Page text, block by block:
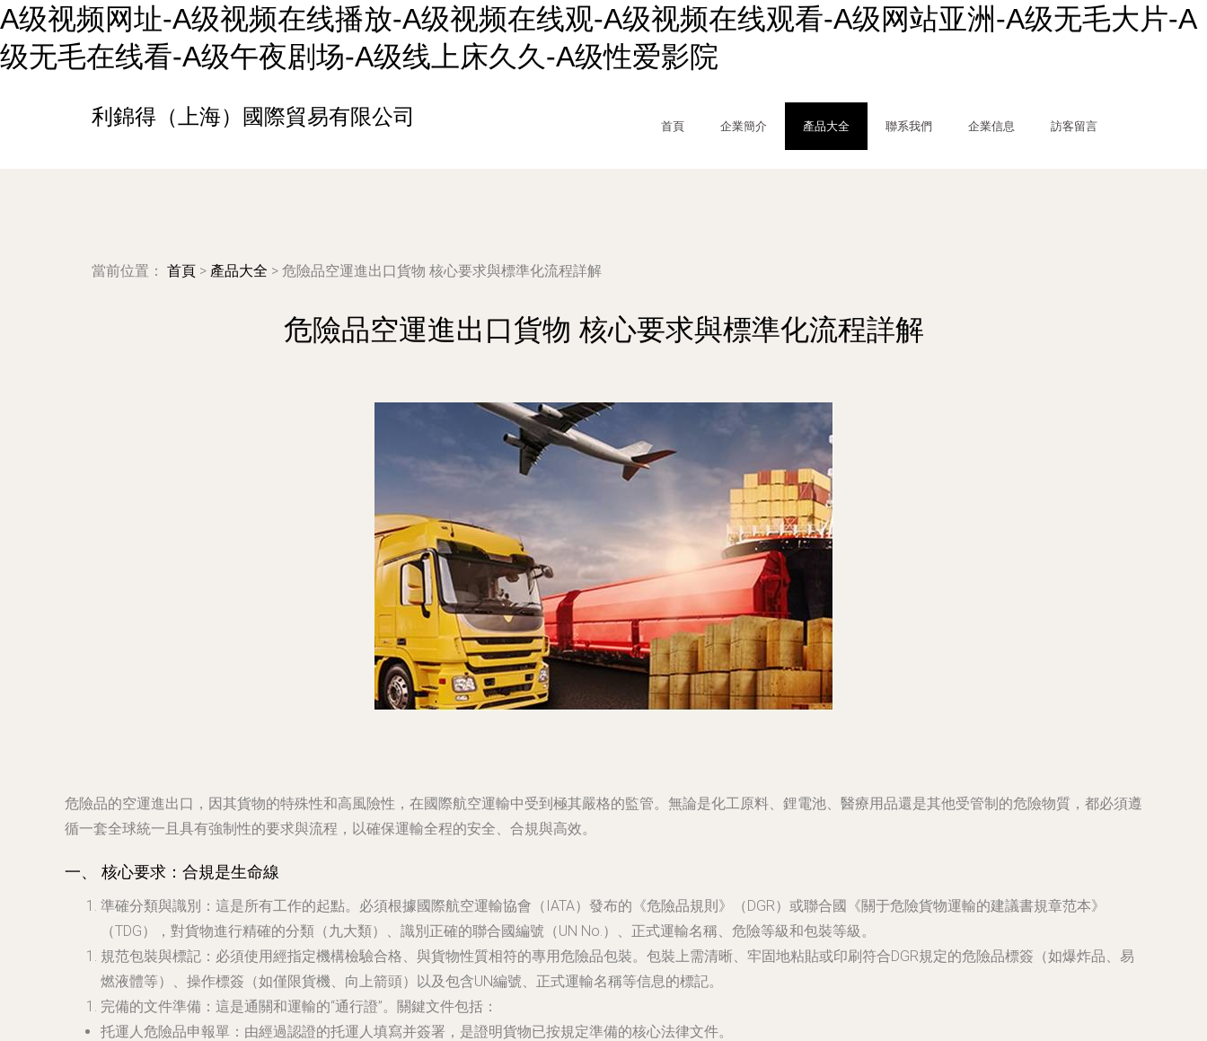
A级视频网址-A级视频在线播放-A级视频在线观-A级视频在线观看-A级网站亚洲-A级无毛大片-A
级无毛在线看-A级午夜剧场-A级线上床久久-A级性爱影院
利錦得（上海）國際貿易有限公司 首頁 企業簡介 產品大全 聯系我們 企業信息 訪客留言
當前位置： 首頁 > 產品大全 > 危險品空運進出口貨物 核心要求與標準化流程詳解
危險品空運進出口貨物 核心要求與標準化流程詳解
危險品的空運進出口，因其貨物的特殊性和高風險性，在國際航空運輸中受到極其嚴格的監管。無論是化工原料、鋰電池、醫療用品還是其他受管制的危險物質，都必須遵
循一套全球統一且具有強制性的要求與流程，以確保運輸全程的安全、合規與高效。
一、 核心要求：合規是生命線
準確分類與識別 ：這是所有工作的起點。必須根據國際航空運輸協會（IATA）發布的《危險品規則》（DGR）或聯合國《關于危險貨物運輸的建議書規章范本》
（TDG），對貨物進行精確的分類（九大類）、識別正確的聯合國編號（UN No.）、正式運輸名稱、危險等級和包裝等級。
規范包裝與標記 ：必須使用經指定機構檢驗合格、與貨物性質相符的專用危險品包裝。包裝上需清晰、牢固地粘貼或印刷符合DGR規定的危險品標簽（如爆炸品、易
燃液體等）、操作標簽（如僅限貨機、向上箭頭）以及包含UN編號、正式運輸名稱等信息的標記。
完備的文件準備 ：這是通關和運輸的“通行證”。關鍵文件包括：
托運人危險品申報單 ：由經過認證的托運人填寫并簽署，是證明貨物已按規定準備的核心法律文件。